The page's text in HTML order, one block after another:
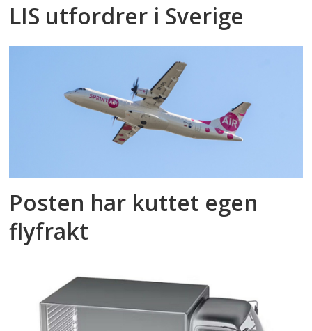
LIS utfordrer i Sverige
Posten har kuttet egen
flyfrakt